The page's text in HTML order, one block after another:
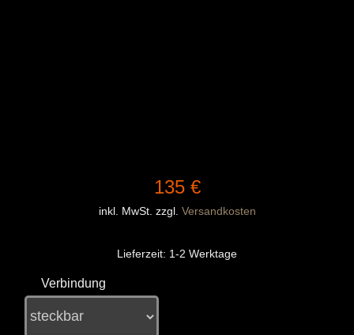
135 €
inkl. MwSt. zzgl. Versandkosten
Lieferzeit: 1-2 Werktage
Verbindung